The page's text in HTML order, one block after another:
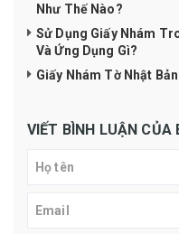
Như Thế Nào?
Sử Dụng Giấy Nhám
Và Ứng Dụng Gì?
Giấy Nhám Tờ Nhật
VIẾT BÌNH LUẬN CỦA